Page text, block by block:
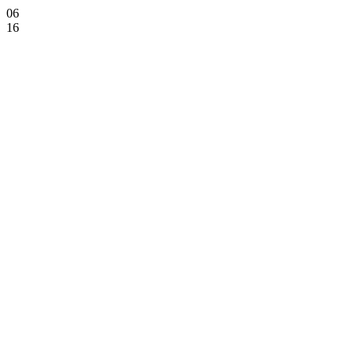
06
16